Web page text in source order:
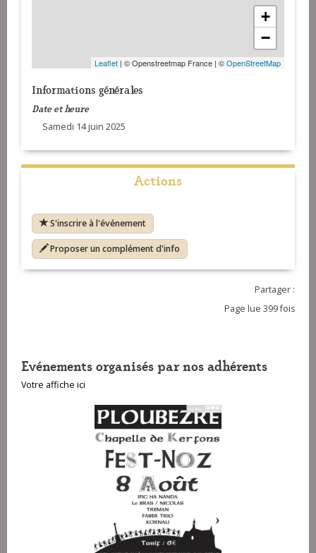
+
−
Leaflet | © Openstreetmap France | ©OpenStreetMap
Informations générales
Date et heure
Samedi 14 juin 2025
Actions
S'inscrire à l'événement
Proposer un complément d'info
Partager :
Page lue 399 fois
Evénements organisés par nos adhérents
Votre affiche ici